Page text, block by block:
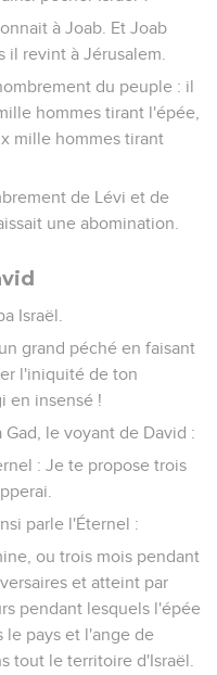
à Joab. Et Joab
il revint à Jérusalem.
du peuple : il
hommes tirant l'épée,
mille hommes tirant
de Lévi et de
une abomination.
Israël.
grand péché en faisant
l'iniquité de ton
en insensé !
Gad, le voyant de David :
: Je te propose trois
parle l'Éternel :
ou trois mois pendant
et atteint par
pendant lesquels l'épée
le pays et l'ange de
tout le territoire d'Israël.